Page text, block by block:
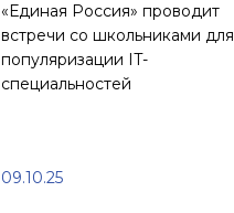
«Единая Россия» проводит
встречи со школьниками для
популяризации IT-
специальностей
09.10.25